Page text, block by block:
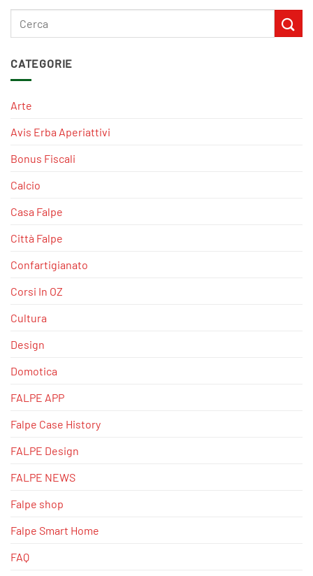
CATEGORIE
Arte
Avis Erba Aperiattivi
Bonus Fiscali
Calcio
Casa Falpe
Città Falpe
Confartigianato
Corsi In OZ
Cultura
Design
Domotica
FALPE APP
Falpe Case History
FALPE Design
FALPE NEWS
Falpe shop
Falpe Smart Home
FAQ